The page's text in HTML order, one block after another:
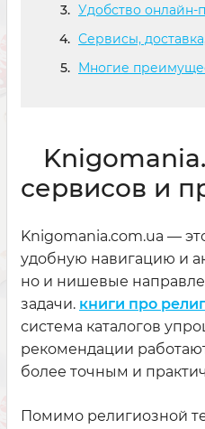
Удобство онлайн-
Сервисы,
Многие
сервисов и
Knigomania.com.ua —
удобную навигацию и
но и нишевые
задачи. книги про
система каталогов
рекомендации
более точным и
Помимо религиозной